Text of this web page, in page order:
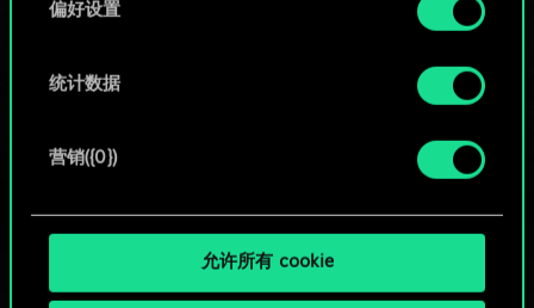
偏好设置
统计数据
营销({0})
允许所有 cookie